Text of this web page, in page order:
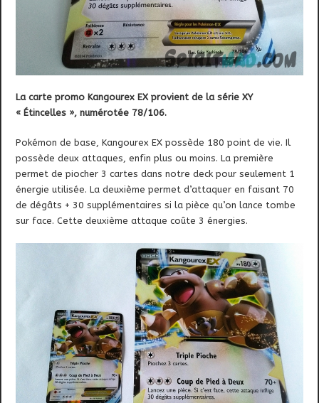
La carte promo Kangourex EX provient de la série XY
« Étincelles », numérotée 78/106.
Pokémon de base, Kangourex EX possède 180 point de vie. Il
possède deux attaques, enfin plus ou moins. La première
permet de piocher 3 cartes dans notre deck pour seulement 1
énergie utilisée. La deuxième permet d’attaquer en faisant 70
de dégâts + 30 supplémentaires si la pièce qu’on lance tombe
sur face. Cette deuxième attaque coûte 3 énergies.